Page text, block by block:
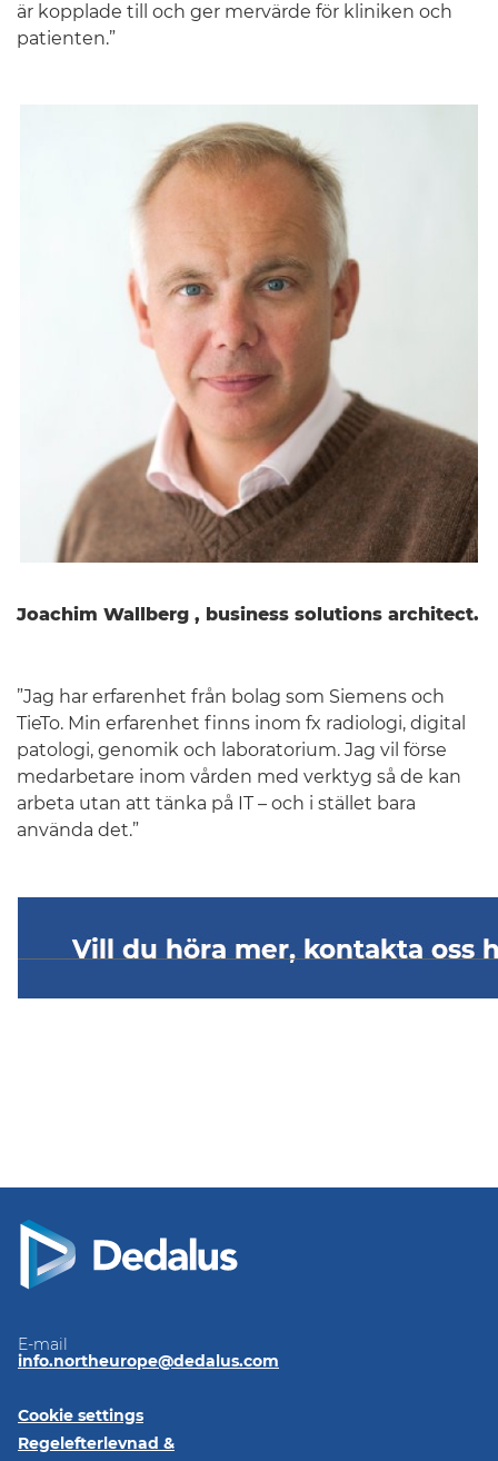
är kopplade till och ger mervärde för kliniken och
patienten.”
Joachim Wallberg , business solutions architect.
”Jag har erfarenhet från bolag som Siemens och
TieTo. Min erfarenhet finns inom fx radiologi, digital
patologi, genomik och laboratorium. Jag vil förse
medarbetare inom vården med verktyg så de kan
arbeta utan att tänka på IT – och i stället bara
använda det.”
E-mail
info.northeurope@dedalus.com
Cookie settings
Regelefterlevnad &